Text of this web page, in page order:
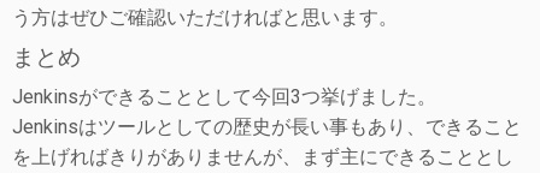
う方はぜひご確認いただければと思います。
まとめ
Jenkinsができることとして今回3つ挙げました。
Jenkinsはツールとしての歴史が長い事もあり、できること
を上げればきりがありませんが、まず主にできることとし